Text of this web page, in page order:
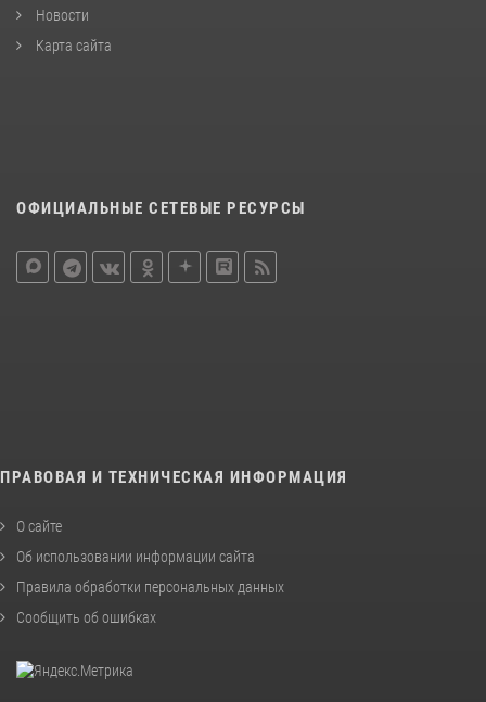
Новости
Карта сайта
ОФИЦИАЛЬНЫЕ СЕТЕВЫЕ РЕСУРСЫ
ПРАВОВАЯ И ТЕХНИЧЕСКАЯ ИНФОРМАЦИЯ
О сайте
Об использовании информации сайта
Правила обработки персональных данных
Сообщить об ошибках